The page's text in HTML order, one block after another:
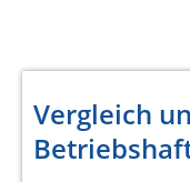
Vergleich